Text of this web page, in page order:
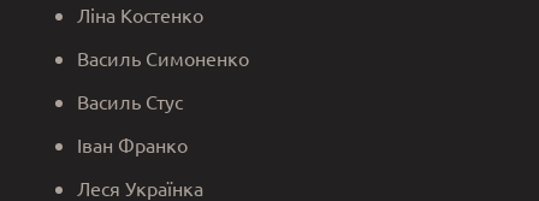
Ліна Костенко
Василь Симоненко
Василь Стус
Іван Франко
Леся Українка